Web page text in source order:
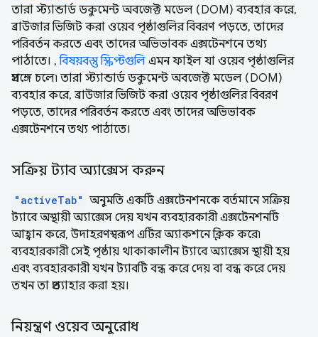
তারা স্ট্যান্ডার্ড ডকুমেন্ট অবজেক্ট মডেল (DOM) ব্যবহার করে,
ব্রাউজার ভিজিট করা ওয়েব পৃষ্ঠাগুলির বিবরণ পড়তে, তাদের
পরিবর্তন করতে এবং তাদের অভিভাবক এক্সটেনশনে তথ্য
পাঠাতে। ,বিষয়বস্তু স্ক্রিপ্টগুলি এমন ফাইল যা ওয়েব পৃষ্ঠাগুলির
প্রসঙ্গে চলে৷ তারা স্ট্যান্ডার্ড ডকুমেন্ট অবজেক্ট মডেল (DOM)
ব্যবহার করে, ব্রাউজার ভিজিট করা ওয়েব পৃষ্ঠাগুলির বিবরণ
পড়তে, তাদের পরিবর্তন করতে এবং তাদের অভিভাবক
এক্সটেনশনে তথ্য পাঠাতে।
সক্রিয় ট্যাব অ্যাক্সেস করুন
"activeTab" অনুমতি একটি এক্সটেনশনকে বর্তমানে সক্রিয়
ট্যাবে অস্থায়ী অ্যাক্সেস দেয় যখন ব্যবহারকারী এক্সটেনশনটি
আহ্বান করে, উদাহরণস্বরূপ এটির অ্যাকশনে ক্লিক করে৷
ব্যবহারকারী সেই পৃষ্ঠায় থাকাকালীন ট্যাবে অ্যাক্সেস স্থায়ী হয়
এবং ব্যবহারকারী যখন ট্যাবটি বন্ধ করে দেয় বা বন্ধ করে দেয়
তখন তা প্রত্যাহার করা হয়।
নিয়ন্ত্রণ ওয়েব অনুরোধ